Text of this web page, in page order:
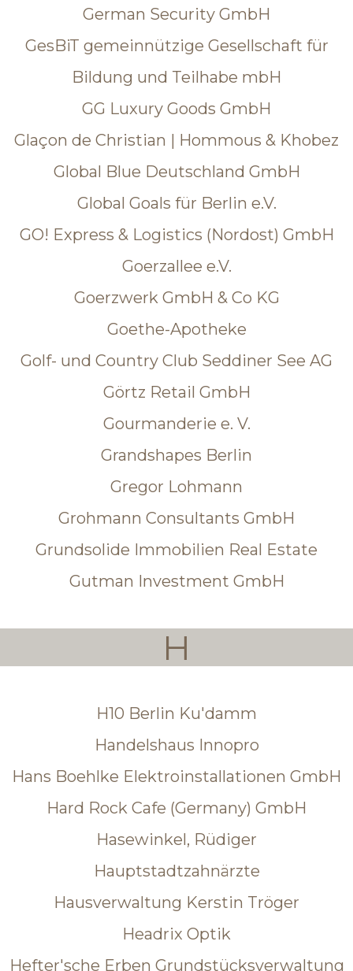
German Security GmbH
GesBiT gemeinnützige Gesellschaft für
Bildung und Teilhabe mbH
GG Luxury Goods GmbH
Glaçon de Christian | Hommous & Khobez
Global Blue Deutschland GmbH
Global Goals für Berlin e.V.
GO! Express & Logistics (Nordost) GmbH
Goerzallee e.V.
Goerzwerk GmbH & Co KG
Goethe-Apotheke
Golf- und Country Club Seddiner See AG
Görtz Retail GmbH
Gourmanderie e. V.
Grandshapes Berlin
Gregor Lohmann
Grohmann Consultants GmbH
Grundsolide Immobilien Real Estate
Gutman Investment GmbH
H
H10 Berlin Ku'damm
Handelshaus Innopro
Hans Boehlke Elektroinstallationen GmbH
Hard Rock Cafe (Germany) GmbH
Hasewinkel, Rüdiger
Hauptstadtzahnärzte
Hausverwaltung Kerstin Tröger
Headrix Optik
Hefter'sche Erben Grundstücksverwaltung